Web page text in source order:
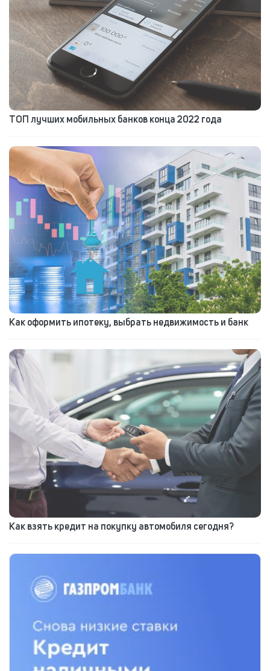
ТОП лучших мобильных банков конца 2022 года
Как оформить ипотеку, выбрать недвижимость и банк
Как взять кредит на покупку автомобиля сегодня?